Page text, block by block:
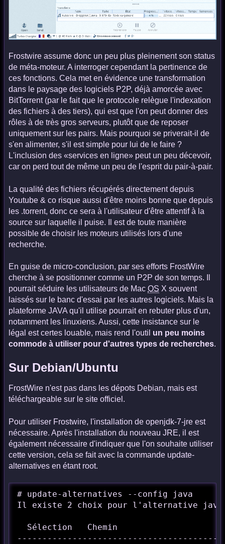
Frostwire assume donc un peu plus pleinement son status
de méta-moteur. A interroger cependant la pertinence de
ces fonctions. Cela met en évidence une transformation
dans le paysage des logiciels P2P, déjà amorcée avec
BitTorrent (par le fait que le protocole relègue l'indexation
des fichiers à des tiers), qui est que l'on peut donner des
rôles à de très gros serveurs, plutôt que de reposer
uniquement sur les pairs. Mais pourquoi se priverait-il de
s'en alimenter, s'il est simple pour lui de le faire ?
L'inclusion des «services en ligne» peut un peu décevoir,
car on perd tout de même un peu de l'esprit du pair-à-pair.
La qualité des fichiers récupérés directement depuis
Youtube & co risque aussi d'être moins bonne que depuis
les .torrent, donc ce sera à l'utilisateur d'être attentif à la
source sur laquelle il puise. Il est de toute manière
possible de choisir les moteurs utilisés lors d'une
recherche.
En guise de micro-conclusion, par ses efforts FrostWire
cherche à se positionner comme un P2P de son temps. Il
pourrait séduire les utilisateurs de Mac OS X souvent
laissés sur le banc d'essai par les autres logiciels. Mais la
plateforme JAVA qu'il utilise pourrait en rebuter plus d'un,
notamment les linuxiens. Aussi, cette insistance sur le
légal est certes louable, mais rend l'outil un peu moins
commode à utiliser pour d'autres types de recherches.
Sur Debian/Ubuntu
FrostWire n'est pas dans les dépots Debian, mais est
téléchargeable sur le site officiel.
Pour utiliser Frostwire, l'installation de openjdk-7-jre est
nécessaire. Après l'installation du nouveau JRE, il est
également nécessaire d'indiquer que l'on souhaite utiliser
cette version, cela se fait avec la commande update-
alternatives en étant root.
# update-alternatives --config java
Il existe 2 choix pour l'alternative
Sélection   Chemin